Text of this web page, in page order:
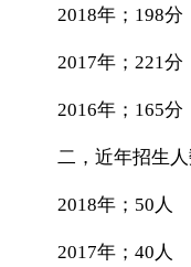
2018年；198分
2017年；221分
2016年；165分
二，近年招生人
2018年；50人
2017年；40人